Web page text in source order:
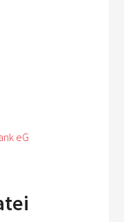
eG